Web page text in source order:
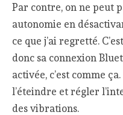
Par contre, on ne peut
autonomie en
ce que j’ai regretté.
donc sa connexion
activée, c’est comme
l’éteindre et régler
des vibrations.